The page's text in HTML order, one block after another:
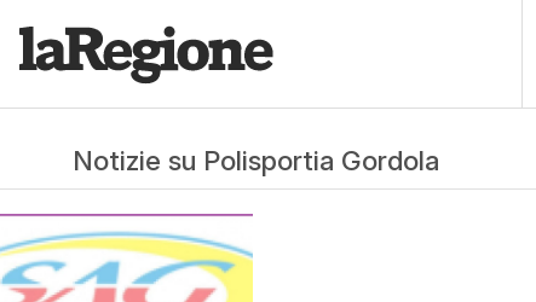
Notizie su Polisportia Gordola